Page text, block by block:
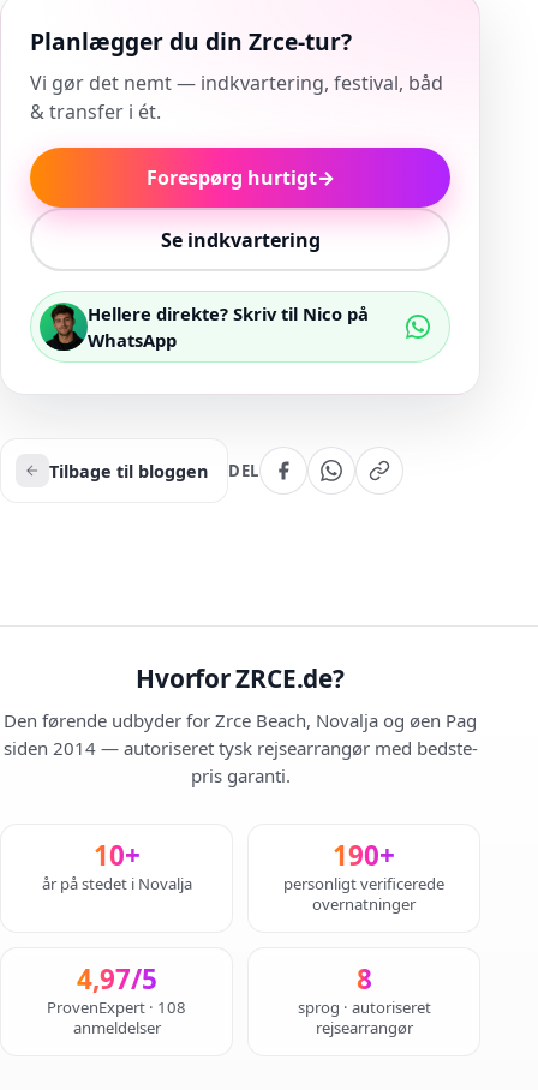
Planlægger du din Zrce-tur?
Vi gør det nemt — indkvartering, festival, båd
& transfer i ét.
Forespørg hurtigt→
Se indkvartering
Hellere direkte? Skriv til Nico på
WhatsApp
Tilbage til bloggen DEL
Hvorfor ZRCE.de?
Den førende udbyder for Zrce Beach, Novalja og øen Pag
siden 2014 — autoriseret tysk rejsearrangør med bedste-
pris garanti.
10+
år på stedet i Novalja
190+
personligt verificerede
overnatninger
4,97/5
ProvenExpert · 108
anmeldelser
8
sprog · autoriseret
rejsearrangør